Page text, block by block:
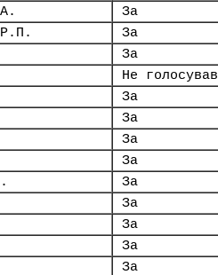
За
Р.П.
За
За
Не голосував
За
За
За
За
За
За
За
За
За